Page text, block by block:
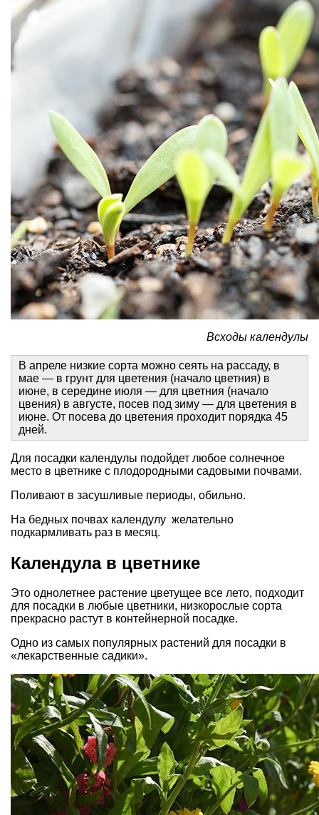
Всходы календулы
В апреле низкие сорта можно сеять на рассаду, в
мае — в грунт для цветения (начало цветния) в
июне, в середине июля — для цветния (начало
цвения) в августе, посев под зиму — для цветения в
июне. От посева до цветения проходит порядка 45
дней.
Для посадки календулы подойдет любое солнечное
место в цветнике с плодородными садовыми почвами.
Поливают в засушливые периоды, обильно.
На бедных почвах календулу желательно
подкармливать раз в месяц.
Календула в цветнике
Это однолетнее растение цветущее все лето, подходит
для посадки в любые цветники, низкорослые сорта
прекрасно растут в контейнерной посадке.
Одно из самых популярных растений для посадки в
«лекарственные садики».